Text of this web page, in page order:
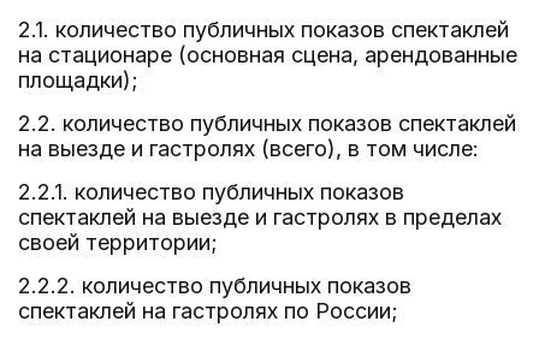
2.1. количество публичных показов спектаклей
на стационаре (основная сцена, арендованные
площадки);
2.2. количество публичных показов спектаклей
на выезде и гастролях (всего), в том числе:
2.2.1. количество публичных показов
спектаклей на выезде и гастролях в пределах
своей территории;
2.2.2. количество публичных показов
спектаклей на гастролях по России;